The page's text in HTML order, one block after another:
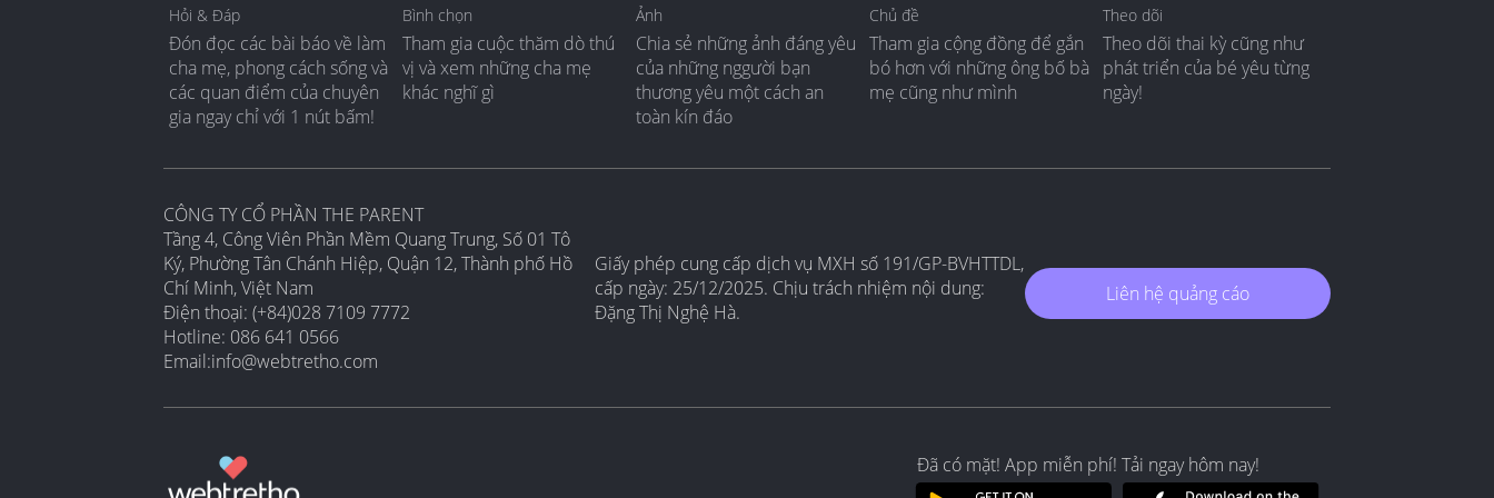
Hỏi & Đáp
Đón đọc các bài báo về làm
cha mẹ, phong cách sống và
các quan điểm của chuyên
gia ngay chỉ với 1 nút bấm!
Bình chọn
Tham gia cuộc thăm dò thú
vị và xem những cha mẹ
khác nghĩ gì
Ảnh
Chia sẻ những ảnh đáng yêu
của những nggười bạn
thương yêu một cách an
toàn kín đáo
Chủ đề
Tham gia cộng đồng để gắn
bó hơn với những ông bố bà
mẹ cũng như mình
Theo dõi
Theo dõi thai kỳ cũng như
phát triển của bé yêu từng
ngày!
CÔNG TY CỔ PHẦN THE PARENT
Tầng 4, Công Viên Phần Mềm Quang Trung, Số 01 Tô
Ký, Phường Tân Chánh Hiệp, Quận 12, Thành phố Hồ
Chí Minh, Việt Nam
Điện thoại: (+84)028 7109 7772
Hotline: 086 641 0566
Email:info@webtretho.com
Giấy phép cung cấp dịch vụ MXH số 191/GP-BVHTTDL,
cấp ngày: 25/12/2025. Chịu trách nhiệm nội dung:
Đặng Thị Nghệ Hà.
Liên hệ quảng cáo
Đã có mặt! App miễn phí! Tải ngay hôm nay!